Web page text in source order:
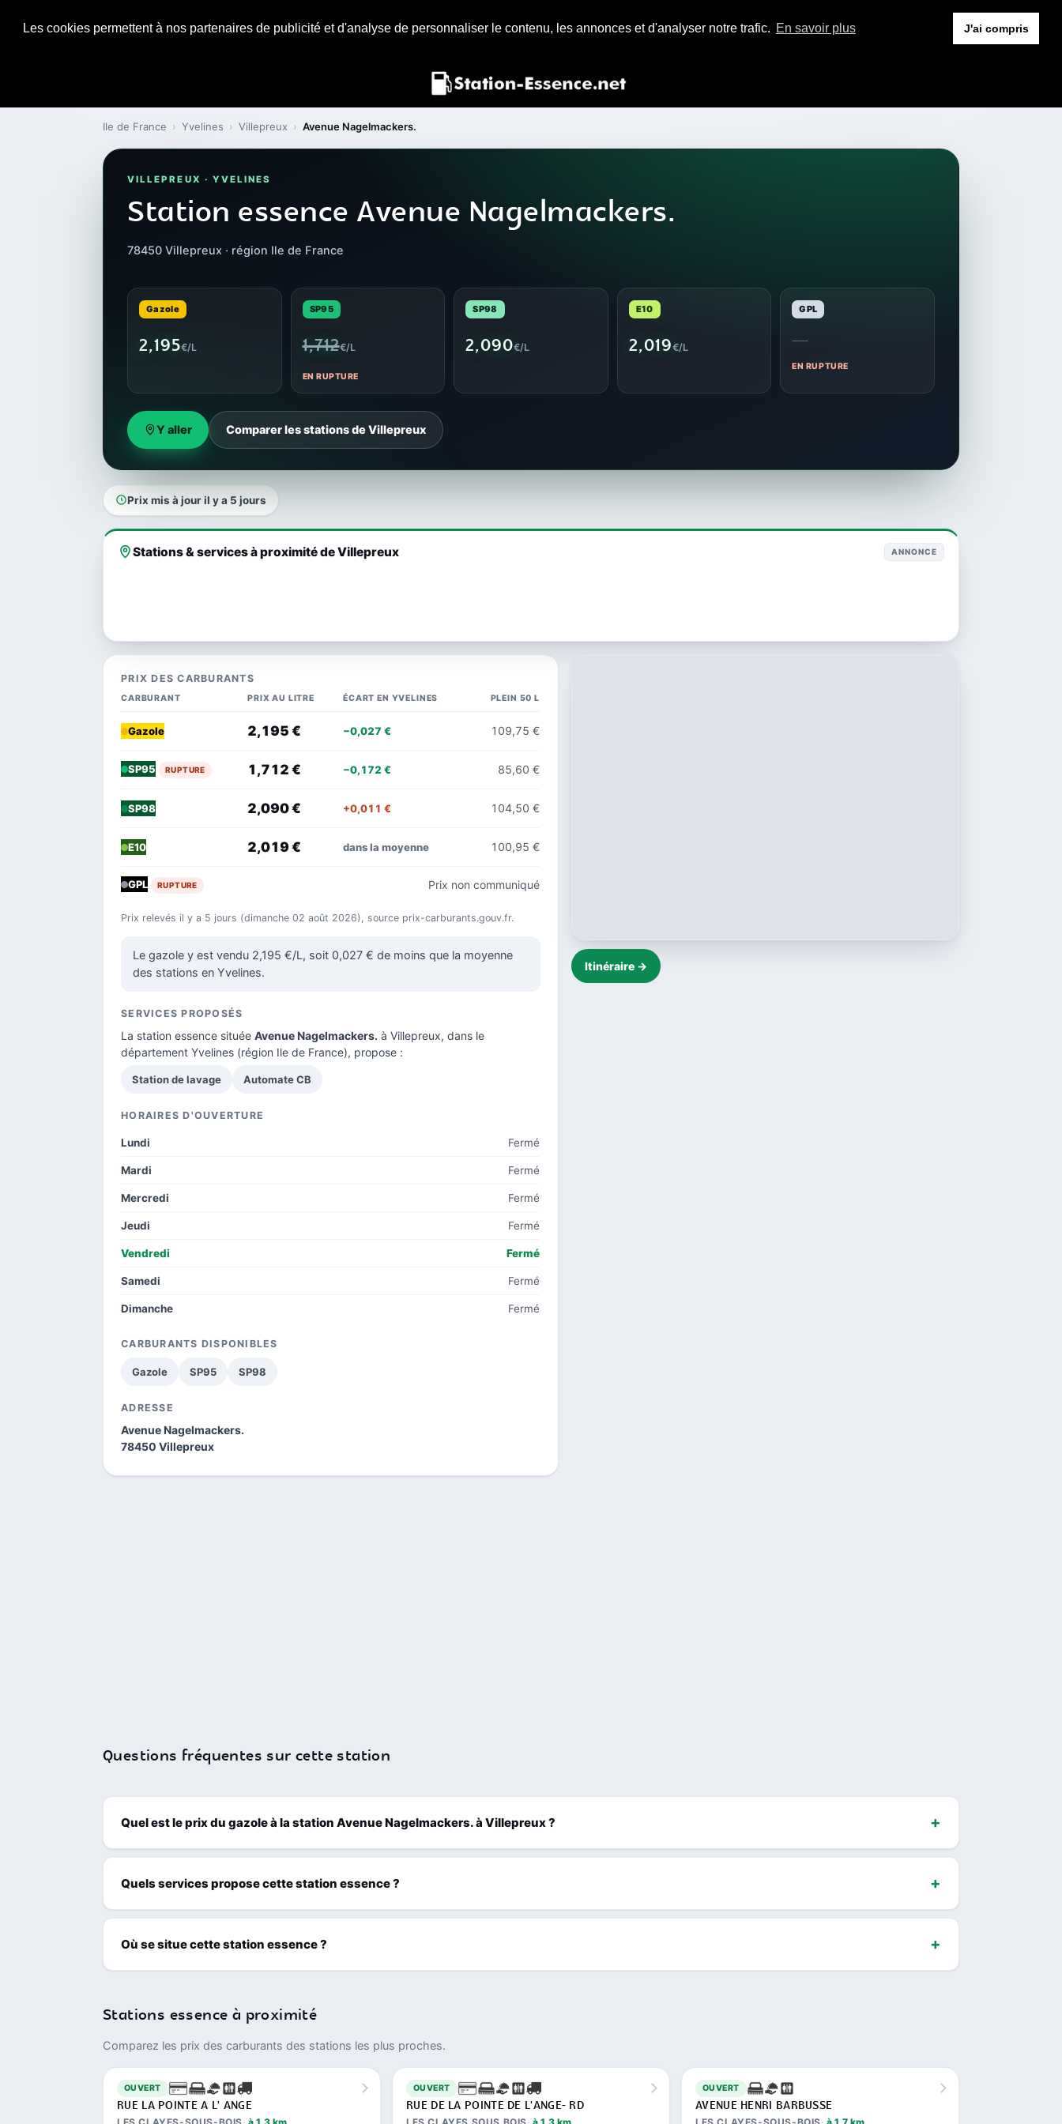
Les cookies permettent à nos partenaires de publicité et d'analyse de personnaliser le contenu, les annonces et d'analyser notre trafic. En savoir plus J'ai compris
Ile de France › Yvelines › Villepreux › Avenue Nagelmackers.
VILLEPREUX · YVELINES
Station essence Avenue Nagelmackers.
78450 Villepreux · région Ile de France
Gazole
2,195€/L
SP95
1,712€/L
EN RUPTURE
SP98
2,090€/L
E10
2,019€/L
GPL
—
EN RUPTURE
Y aller Comparer les stations de Villepreux
Prix mis à jour il y a 5 jours
Stations & services à proximité de Villepreux ANNONCE
PRIX DES CARBURANTS
CARBURANT PRIX AU LITRE ÉCART EN YVELINES PLEIN 50 L
Gazole 2,195 € −0,027 € 109,75 €
SP95 RUPTURE 1,712 € −0,172 € 85,60 €
SP98 2,090 € +0,011 € 104,50 €
E10 2,019 € dans la moyenne 100,95 €
GPL RUPTURE Prix non communiqué
Prix relevés il y a 5 jours (dimanche 02 août 2026), source prix-carburants.gouv.fr.
Le gazole y est vendu 2,195 €/L, soit 0,027 € de moins que la moyenne
des stations en Yvelines.
SERVICES PROPOSÉS
La station essence située Avenue Nagelmackers. à Villepreux, dans le
département Yvelines (région Ile de France), propose :
Station de lavage Automate CB
HORAIRES D'OUVERTURE
Lundi Fermé
Mardi Fermé
Mercredi Fermé
Jeudi Fermé
Vendredi Fermé
Samedi Fermé
Dimanche Fermé
CARBURANTS DISPONIBLES
Gazole SP95 SP98
ADRESSE
Avenue Nagelmackers.
78450 Villepreux
Itinéraire →
Questions fréquentes sur cette station
Quel est le prix du gazole à la station Avenue Nagelmackers. à Villepreux ?
Quels services propose cette station essence ?
Où se situe cette station essence ?
Stations essence à proximité
Comparez les prix des carburants des stations les plus proches.
OUVERT
RUE LA POINTE A L' ANGE
LES CLAYES-SOUS-BOIS à 1,3 km
OUVERT
RUE DE LA POINTE DE L'ANGE- RD
LES CLAYES SOUS BOIS à 1,3 km
OUVERT
AVENUE HENRI BARBUSSE
LES CLAYES-SOUS-BOIS à 1,7 km